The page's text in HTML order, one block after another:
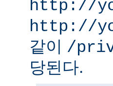
http://
http://
같이 /
당된다.